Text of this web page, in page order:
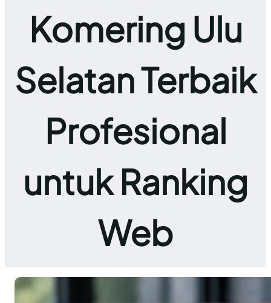
Komering Ulu
Selatan Terbaik
Profesional
untuk Ranking
Web